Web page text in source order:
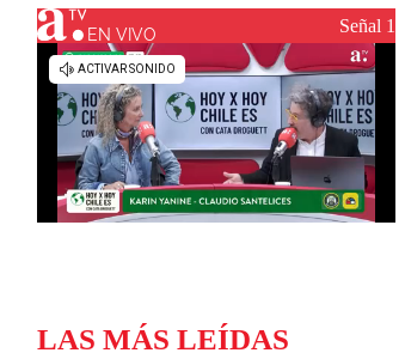
Universidad de Chile
Sustentabilidad
EN VIVO Señal 1
LAS MÁS LEÍDAS